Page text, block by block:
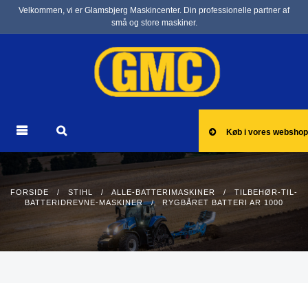
Velkommen, vi er Glamsbjerg Maskincenter. Din professionelle partner af
små og store maskiner.
Køb i vores webshop
FORSIDE / STIHL / ALLE-BATTERIMASKINER / TILBEHØR-TIL-
BATTERIDREVNE-MASKINER/ RYGBÅRET BATTERI AR 1000